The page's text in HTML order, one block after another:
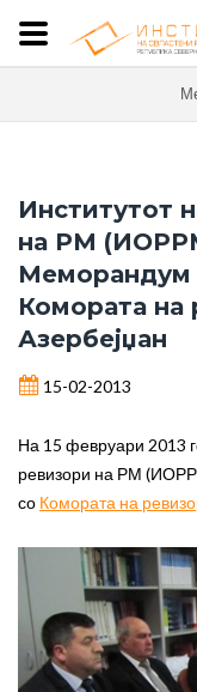
Институтот
на РМ
Меморандум
Комората на
Азербејџан
15-02-2013
На 15 февруари 2013
ревизори на РМ
со Комората на